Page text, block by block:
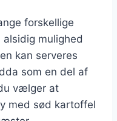
forskellige
mulighed
kan serveres
som en del af
vælger at
med sød kartoffel